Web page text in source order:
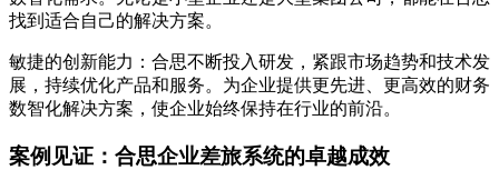
找到适合自己的解决方案。
敏捷的创新能力：合思不断投入研发，紧跟市场趋势和技术发
展，持续优化产品和服务。为企业提供更先进、更高效的财务
数智化解决方案，使企业始终保持在行业的前沿。
案例见证：合思企业差旅系统的卓越成效